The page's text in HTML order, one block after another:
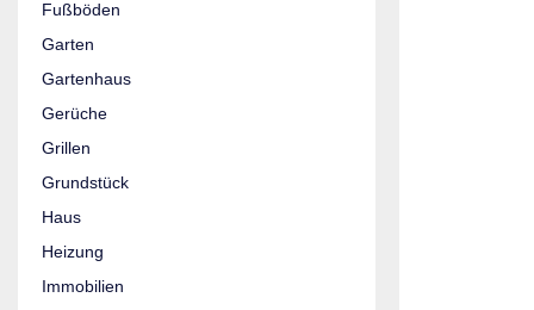
Fußböden
Garten
Gartenhaus
Gerüche
Grillen
Grundstück
Haus
Heizung
Immobilien